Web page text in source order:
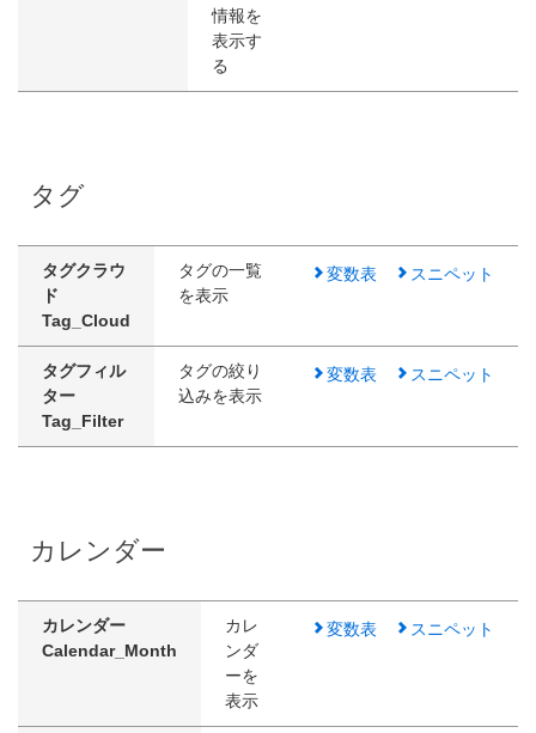
情報を
表示す
る
タグ
タグクラウ
ド
Tag_Cloud
タグの一覧
を表示
変数表 スニペット
タグフィル
ター
Tag_Filter
タグの絞り
込みを表示
変数表 スニペット
カレンダー
カレンダー
Calendar_Month
カレ
ンダ
ーを
表示
変数表 スニペット